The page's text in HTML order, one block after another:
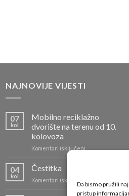
Da bismo pružili
pristup
NAJNOVIJE VIJESTI
07
kol
Mobilno reciklažno
dvorište na terenu od 10.
kolovoza
Komentari isključeni
na
terenu
04
kol
Čestitka
Komentari isključeni
Čestitka